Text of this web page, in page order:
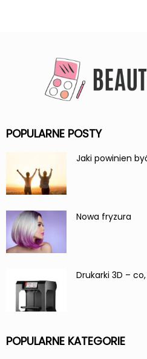
POPULARNE POSTY
Jaki powinien
Nowa fryzura
Drukarki 3D –
POPULARNE KATEGORIE